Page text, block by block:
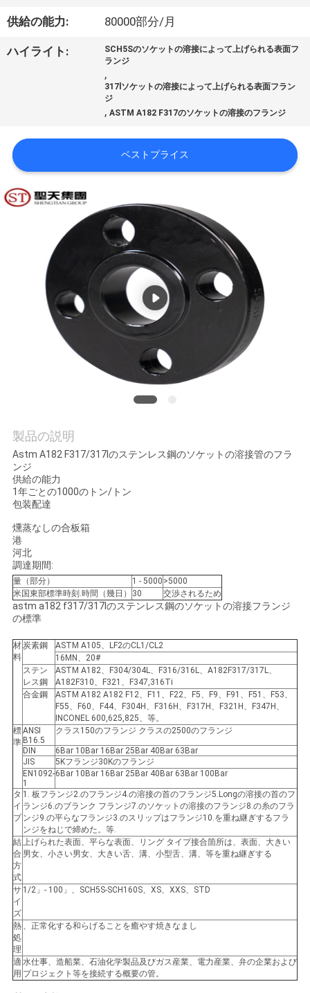
業
情
社
案
内
い
合
わ
せ
ニ
ュ
ー
ス
べ
の
場
合
地
図
プ
供給の能力: 80000部分/月
ハイライト:
SCH5Sのソケットの溶接によって上げられる表面フ
ランジ
,
317lソケットの溶接によって上げられる表面フラン
ジ
,ASTM A182 F317のソケットの溶接のフランジ
ベストプライス
製品の説明
Astm A182 F317/317lのステンレス鋼のソケットの溶接管のフラ
ンジ
供給の能力
1年ごとの1000のトン/トン
包装配達
燻蒸なしの合板箱
港
河北
調達期間:
量（部分） 1 - 5000 >5000
米国東部標準時刻.時間（幾日）
30 交渉されるため
astm a182 f317/317lのステンレス鋼のソケットの溶接フランジ
の標準
材
料
炭素鋼
ASTM A105、LF2のCL1/CL2
16MN、20#
ステン
レス鋼
ASTM A182、F304/304L、F316/316L、A182F317/317L、
A182F310、F321、F347,316Ti
合金鋼
ASTM A182 A182 F12、F11、F22、F5、F9、F91、F51、F53、
F55、F60、F44、F304H、F316H、F317H、F321H、F347H、
INCONEL 600,625,825、等。
標
準
ANSI
B16.5
クラス150のフランジ クラスの2500のフランジ
DIN
6Bar 10Bar 16Bar 25Bar 40Bar 63Bar
JIS
5Kフランジ30Kのフランジ
EN1092-
1
6Bar 10Bar 16Bar 25Bar 40Bar 63Bar 100Bar
タ
イ
プ
1. 板フランジ2.のフランジ4.の溶接の首のフランジ5.Longの溶接の首のフ
ランジ6.のブランク フランジ7.のソケットの溶接のフランジ8.の糸のフラ
ンジ9.の平らなフランジ3.のスリップはフランジ10.を重ね継ぎするフラ
ンジをねじで締めた。等.
結
合
方
式
上げられた表面、平らな表面、リング タイプ接合箇所は、表面、大きい
男女、小さい男女、大きい舌、溝、小型舌、溝、等を重ね継ぎする
サ
イ
ズ
1/2」- 100」、SCH5S-SCH160S、XS、XXS、STD
熱
処
理
、正常化する和らげることを癒やす焼きなまし
適
用
水仕事、造船業、石油化学製品及びガス産業、電力産業、弁の企業および
プロジェクト等を接続する概要の管。